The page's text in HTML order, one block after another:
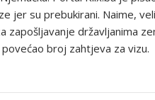
jer su prebukirani. Naime,
zapošljavanje državljanima
broj zahtjeva za vizu.